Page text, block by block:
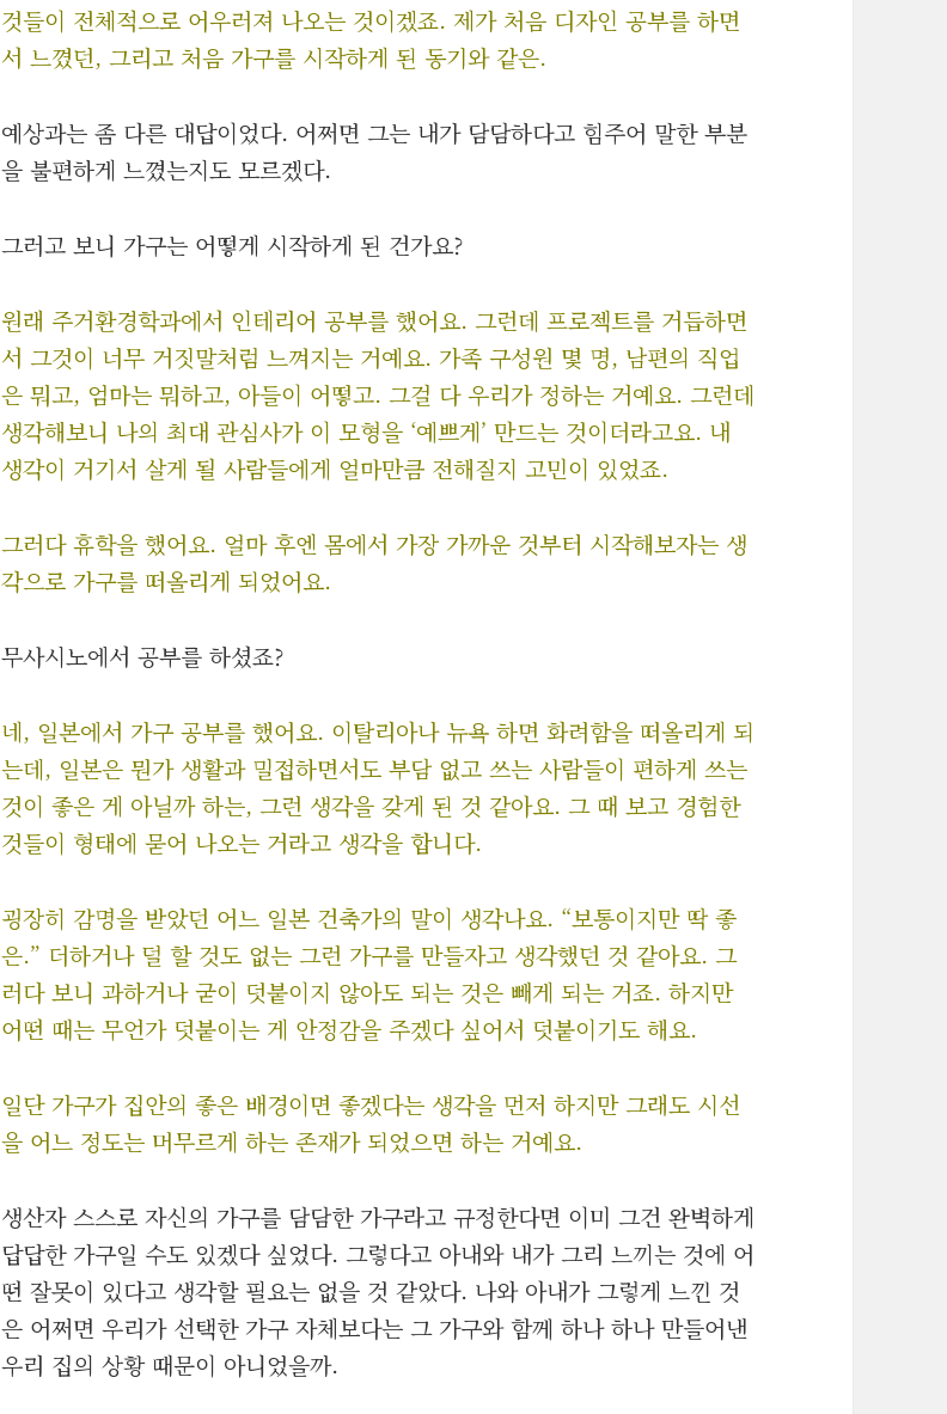
것들이 전체적으로 어우러져 나오는 것이겠죠. 제가 처음 디자인 공부를 하면
서 느꼈던, 그리고 처음 가구를 시작하게 된 동기와 같은.
예상과는 좀 다른 대답이었다. 어쩌면 그는 내가 담담하다고 힘주어 말한 부분
을 불편하게 느꼈는지도 모르겠다.
그러고 보니 가구는 어떻게 시작하게 된 건가요?
원래 주거환경학과에서 인테리어 공부를 했어요. 그런데 프로젝트를 거듭하면
서 그것이 너무 거짓말처럼 느껴지는 거예요. 가족 구성원 몇 명, 남편의 직업
은 뭐고, 엄마는 뭐하고, 아들이 어떻고. 그걸 다 우리가 정하는 거예요. 그런데
생각해보니 나의 최대 관심사가 이 모형을 ‘예쁘게’ 만드는 것이더라고요. 내
생각이 거기서 살게 될 사람들에게 얼마만큼 전해질지 고민이 있었죠.
그러다 휴학을 했어요. 얼마 후엔 몸에서 가장 가까운 것부터 시작해보자는 생
각으로 가구를 떠올리게 되었어요.
무사시노에서 공부를 하셨죠?
네, 일본에서 가구 공부를 했어요. 이탈리아나 뉴욕 하면 화려함을 떠올리게 되
는데, 일본은 뭔가 생활과 밀접하면서도 부담 없고 쓰는 사람들이 편하게 쓰는
것이 좋은 게 아닐까 하는, 그런 생각을 갖게 된 것 같아요. 그 때 보고 경험한
것들이 형태에 묻어 나오는 거라고 생각을 합니다.
굉장히 감명을 받았던 어느 일본 건축가의 말이 생각나요. “보통이지만 딱 좋
은.” 더하거나 덜 할 것도 없는 그런 가구를 만들자고 생각했던 것 같아요. 그
러다 보니 과하거나 굳이 덧붙이지 않아도 되는 것은 빼게 되는 거죠. 하지만
어떤 때는 무언가 덧붙이는 게 안정감을 주겠다 싶어서 덧붙이기도 해요.
일단 가구가 집안의 좋은 배경이면 좋겠다는 생각을 먼저 하지만 그래도 시선
을 어느 정도는 머무르게 하는 존재가 되었으면 하는 거예요.
생산자 스스로 자신의 가구를 담담한 가구라고 규정한다면 이미 그건 완벽하게
답답한 가구일 수도 있겠다 싶었다. 그렇다고 아내와 내가 그리 느끼는 것에 어
떤 잘못이 있다고 생각할 필요는 없을 것 같았다. 나와 아내가 그렇게 느낀 것
은 어쩌면 우리가 선택한 가구 자체보다는 그 가구와 함께 하나 하나 만들어낸
우리 집의 상황 때문이 아니었을까.